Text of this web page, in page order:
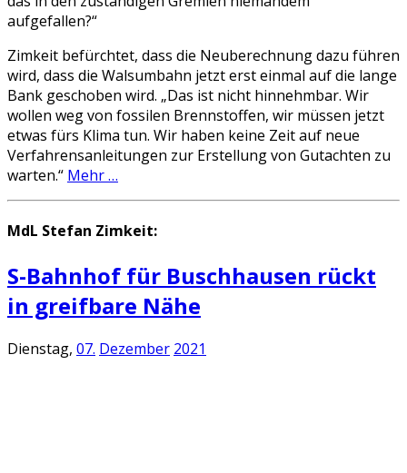
aufgefallen?“
Zimkeit befürchtet, dass die Neuberechnung dazu führen
wird, dass die Walsumbahn jetzt erst einmal auf die lange
Bank geschoben wird. „Das ist nicht hinnehmbar. Wir
wollen weg von fossilen Brennstoffen, wir müssen jetzt
etwas fürs Klima tun. Wir haben keine Zeit auf neue
Verfahrensanleitungen zur Erstellung von Gutachten zu
warten.“ Mehr …
MdL Stefan Zimkeit:
S-Bahnhof für Buschhausen rückt
in greifbare Nähe
Dienstag, 07. Dezember 2021